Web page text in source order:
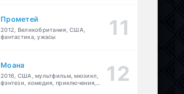
Прометей
2012, Великобритания, США,
фантастика, ужасы
Моана
2016, США, мультфильм, мюзикл,
фэнтези, комедия, приключения,